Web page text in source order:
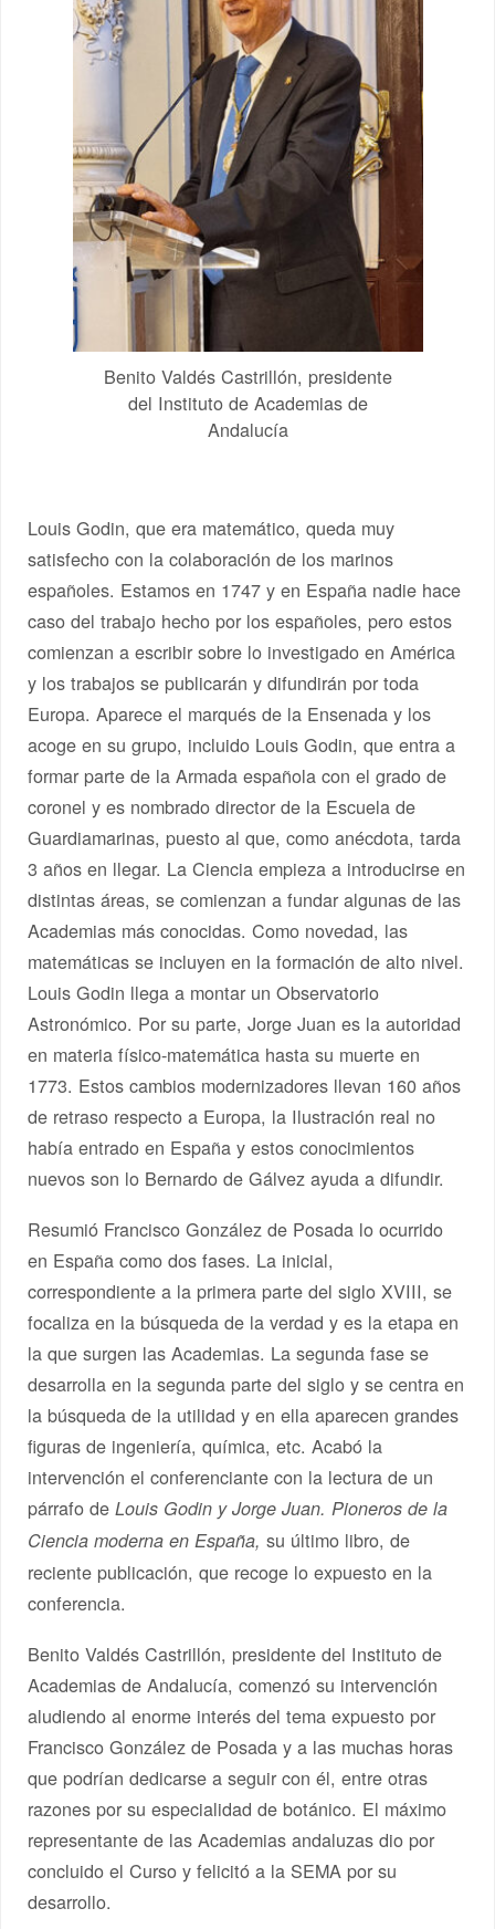
Benito Valdés Castrillón, presidente
del Instituto de Academias de
Andalucía
Louis Godin, que era matemático, queda muy
satisfecho con la colaboración de los marinos
españoles. Estamos en 1747 y en España nadie hace
caso del trabajo hecho por los españoles, pero estos
comienzan a escribir sobre lo investigado en América
y los trabajos se publicarán y difundirán por toda
Europa. Aparece el marqués de la Ensenada y los
acoge en su grupo, incluido Louis Godin, que entra a
formar parte de la Armada española con el grado de
coronel y es nombrado director de la Escuela de
Guardiamarinas, puesto al que, como anécdota, tarda
3 años en llegar. La Ciencia empieza a introducirse en
distintas áreas, se comienzan a fundar algunas de las
Academias más conocidas. Como novedad, las
matemáticas se incluyen en la formación de alto nivel.
Louis Godin llega a montar un Observatorio
Astronómico. Por su parte, Jorge Juan es la autoridad
en materia físico-matemática hasta su muerte en
1773. Estos cambios modernizadores llevan 160 años
de retraso respecto a Europa, la Ilustración real no
había entrado en España y estos conocimientos
nuevos son lo Bernardo de Gálvez ayuda a difundir.
Resumió Francisco González de Posada lo ocurrido
en España como dos fases. La inicial,
correspondiente a la primera parte del siglo XVIII, se
focaliza en la búsqueda de la verdad y es la etapa en
la que surgen las Academias. La segunda fase se
desarrolla en la segunda parte del siglo y se centra en
la búsqueda de la utilidad y en ella aparecen grandes
figuras de ingeniería, química, etc. Acabó la
intervención el conferenciante con la lectura de un
párrafo deLouis Godin y Jorge Juan. Pioneros de la
Ciencia moderna en España,su último libro, de
reciente publicación, que recoge lo expuesto en la
conferencia.
Benito Valdés Castrillón, presidente del Instituto de
Academias de Andalucía, comenzó su intervención
aludiendo al enorme interés del tema expuesto por
Francisco González de Posada y a las muchas horas
que podrían dedicarse a seguir con él, entre otras
razones por su especialidad de botánico. El máximo
representante de las Academias andaluzas dio por
concluido el Curso y felicitó a la SEMA por su
desarrollo.